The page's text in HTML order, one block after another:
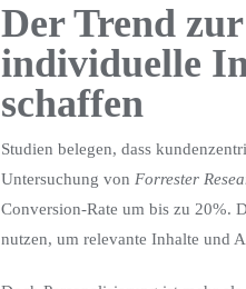
Der Trend
individuelle
schaffen
Studien belegen, dass
Untersuchung von Forrester
Conversion-Rate um bis zu 20%.
nutzen, um relevante Inhalte und